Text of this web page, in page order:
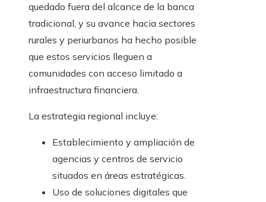
quedado fuera del alcance de la banca
tradicional, y su avance hacia sectores
rurales y periurbanos ha hecho posible
que estos servicios lleguen a
comunidades con acceso limitado a
infraestructura financiera.
La estrategia regional incluye:
Establecimiento y ampliación de
agencias y centros de servicio
situados en áreas estratégicas.
Uso de soluciones digitales que